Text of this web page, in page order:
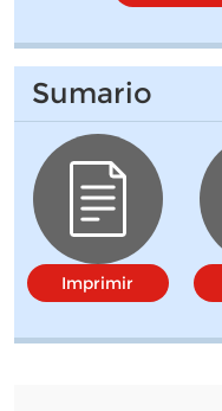
Sumario
Imprimir